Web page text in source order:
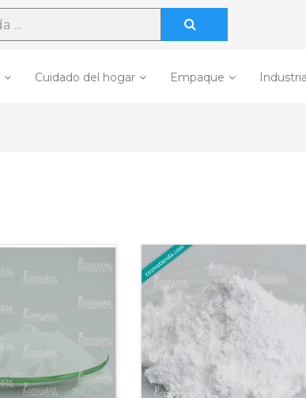
Cuidado del hogar Empaque